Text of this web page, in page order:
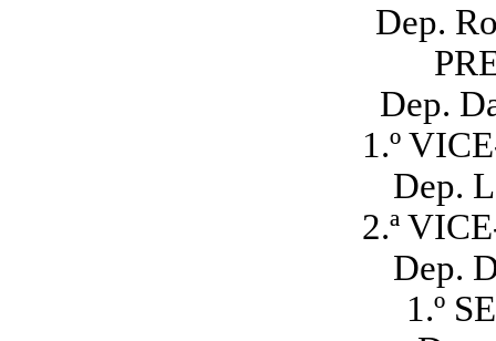
Dep.
Dep.
1.º
Dep.
2.ª
Dep.
1.º